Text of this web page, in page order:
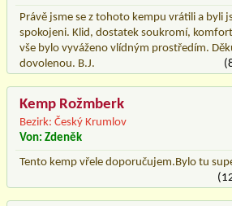
Právě jsme se z tohoto kempu vrátili a byli
spokojeni. Klid, dostatek soukromí,
vše bylo vyváženo vlídným prostředím.
dovolenou. B.J.
Kemp Rožmberk
Bezirk: Český Krumlov
Von: Zdeněk
Tento kemp vřele doporučujem.Bylo tu